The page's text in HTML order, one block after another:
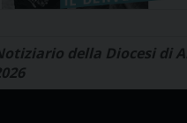
della Diocesi di